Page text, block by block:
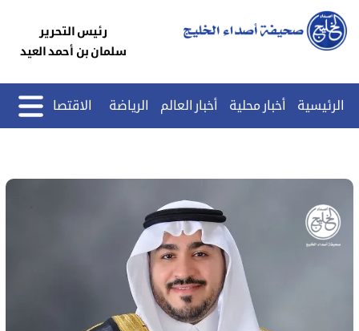
رئيس التحرير
سلمان بن أحمد العيد
الرئيسية أخبار محلية أخبار العالم الرياضة الاقتصاد